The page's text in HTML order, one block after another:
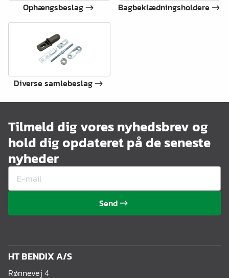
Ophængsbeslag Bagbeklædningsholdere
Diverse samlebeslag
Tilmeld dig vores nyhedsbrev og
hold dig opdateret på de seneste
nyheder
Send
HT BENDIX A/S
Rønnevej 4